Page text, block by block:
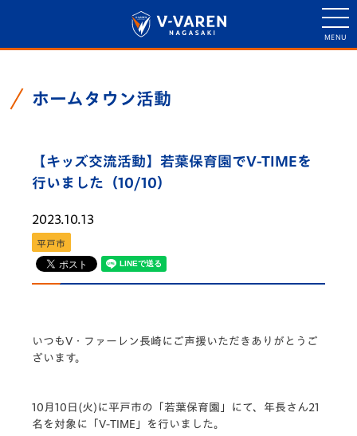
ホームタウン活動
【キッズ交流活動】若葉保育園でV-TIMEを
行いました（10/10）
2023.10.13
平戸市
いつもV・ ファーレン長崎にご声援いただきありがとうご
ざいます。
10月10日(火)に平戸市の「若葉保育園」にて、 年長さん21
名を対象に「V-TIME」を行いました。